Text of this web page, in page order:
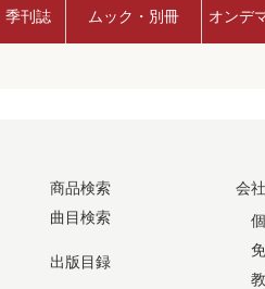
季刊誌 ムック・別冊 オンデ
商品検索
曲目検索
出版目録
会